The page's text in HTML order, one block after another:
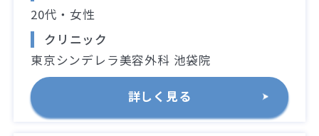
20代・女性
クリニック
東京シンデレラ美容外科 池袋院
詳しく見る